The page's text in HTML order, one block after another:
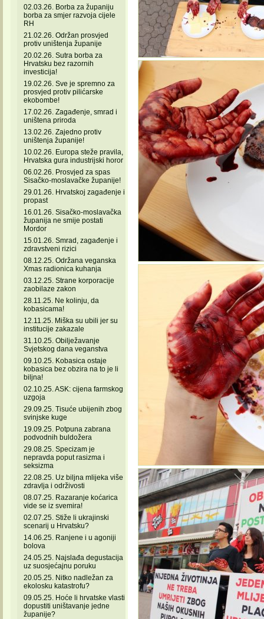
02.03.26. Borba za županiju
borba za smjer razvoja cijele
RH
21.02.26. Održan prosvjed
protiv uništenja županije
20.02.26. Sutra borba za
Hrvatsku bez razornih
investicija!
19.02.26. Sve je spremno za
prosvjed protiv pilićarske
ekobombe!
17.02.26. Zagađenje, smrad i
uništena priroda
13.02.26. Zajedno protiv
uništenja županije!
10.02.26. Europa steže pravila,
Hrvatska gura industrijski horor
06.02.26. Prosvjed za spas
Sisačko-moslavačke županije!
29.01.26. Hrvatskoj zagađenje i
propast
16.01.26. Sisačko-moslavačka
županija ne smije postati
Mordor
15.01.26. Smrad, zagađenje i
zdravstveni rizici
08.12.25. Održana veganska
Xmas radionica kuhanja
03.12.25. Strane korporacije
zaobilaze zakon
28.11.25. Ne kolinju, da
kobasicama!
12.11.25. Miška su ubili jer su
institucije zakazale
31.10.25. Obilježavanje
Svjetskog dana veganstva
09.10.25. Kobasica ostaje
kobasica bez obzira na to je li
biljna!
02.10.25. ASK: cijena farmskog
uzgoja
29.09.25. Tisuće ubijenih zbog
svinjske kuge
19.09.25. Potpuna zabrana
podvodnih buldožera
29.08.25. Specizam je
nepravda poput rasizma i
seksizma
22.08.25. Uz biljna mlijeka više
zdravlja i održivosti
08.07.25. Razaranje koćarica
vide se iz svemira!
02.07.25. Stiže li ukrajinski
scenarij u Hrvatsku?
14.06.25. Ranjene i u agoniji
bolova
24.05.25. Najslađa degustacija
uz suosjećajnu poruku
20.05.25. Nitko nadležan za
ekolosku katastrofu?
09.05.25. Hoće li hrvatske vlasti
dopustiti uništavanje jedne
županije?